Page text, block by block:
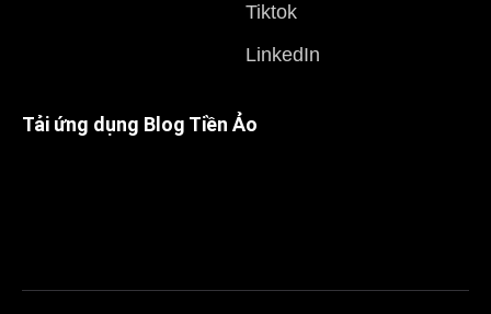
Tiktok
LinkedIn
Tải ứng dụng Blog Tiền Ảo